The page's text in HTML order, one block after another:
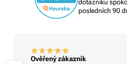
dotazníku
posledních 90
Ověřený zákazník